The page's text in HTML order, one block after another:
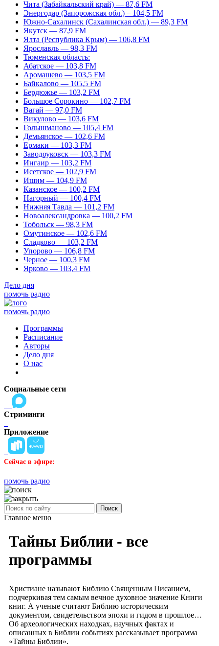
Чита (Забайкальский край) — 87,6 FM
Энергодар (Запорожская обл.) – 104,5 FM
Южно-Сахалинск (Сахалинская обл.) — 89,3 FM
Якутск — 87,9 FM
Ялта (Республика Крым) — 106,8 FM
Ярославль — 98,3 FM
Тюменская область:
Абатское — 103,8 FM
Аромашево — 103,5 FM
Байкалово — 105,5 FM
Бердюжье — 103,2 FM
Большое Сорокино — 102,7 FM
Вагай — 97,0 FM
Викулово — 103,6 FM
Голышманово — 105,4 FM
Демьянское — 102,6 FM
Ермаки — 103,3 FM
Заводоуковск — 103,3 FM
Ингаир — 103,2 FM
Исетское — 102,9 FM
Ишим — 104,9 FM
Казанское — 100,2 FM
Нагорный — 100,4 FM
Нижняя Тавда — 101,2 FM
Новоалександровка — 100,2 FM
Тобольск — 98,3 FM
Омутинское — 102,6 FM
Сладково — 103,2 FM
Упорово — 106,8 FM
Черное — 100,3 FM
Ярково — 103,4 FM
Дело дня
помочь радио
помочь радио
Программы
Расписание
Авторы
Дело дня
О нас
Социальные сети
Стриминги
Приложение
Сейчас в эфире:
помочь радио
Поиск
Главное меню
Тайны Библии - все
программы
Христиане называют Библию Священным Писанием,
подчеркивая тем самым вечное духовное значение Книги
книг. А ученые считают Библию историческим
документом, свидетельством эпохи и гидом в прошлое…
Об археологических находках, научных фактах и
описанных в Библии событиях рассказывает программа
«Тайны Библии».